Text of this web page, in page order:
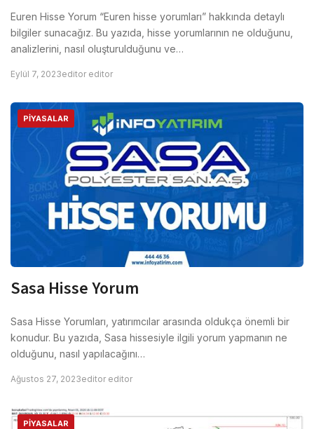
Euren Hisse Yorum “Euren hisse yorumları” hakkında detaylı
bilgiler sunacağız. Bu yazıda, hisse yorumlarının ne olduğunu,
analizlerini, nasıl oluşturulduğunu ve…
Eylül 7, 2023editor editor
PIYASALAR
Sasa Hisse Yorum
Sasa Hisse Yorumları, yatırımcılar arasında oldukça önemli bir
konudur. Bu yazıda, Sasa hissesiyle ilgili yorum yapmanın ne
olduğunu, nasıl yapılacağını…
Ağustos 27, 2023editor editor
PIYASALAR